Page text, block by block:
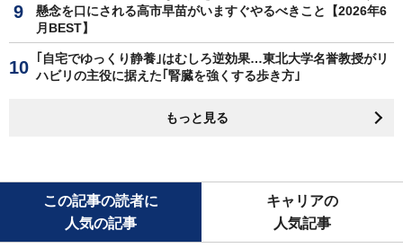
懸念を口にされる高市早苗がいますぐやるべきこと【2026年6
月BEST】
｢自宅でゆっくり静養｣はむしろ逆効果…東北大学名誉教授がリ
ハビリの主役に据えた｢腎臓を強くする歩き方｣
もっと見る
この記事の読者に
人気の記事
キャリアの
人気記事